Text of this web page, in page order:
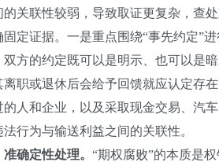
的关联性较弱，导致取证更复杂，查
固定证据。一是重点围绕“事先约定”
双方的约定既可以是明示、也可以是
离职或退休后会给予回馈就应认定存
的人和企业，以及采取现金交易、汽
法行为与输送利益之间的关联性。
定性处理。 “期权腐败”的本质是